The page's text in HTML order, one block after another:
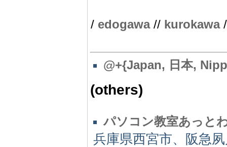
/ edogawa// kurokawa
@+{Japan, 日本,
(others)
パソコン教室あっと
兵庫県西宮市、阪急